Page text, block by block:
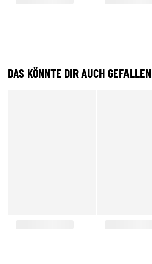
DAS KÖNNTE DIR AUCH GEFALLEN